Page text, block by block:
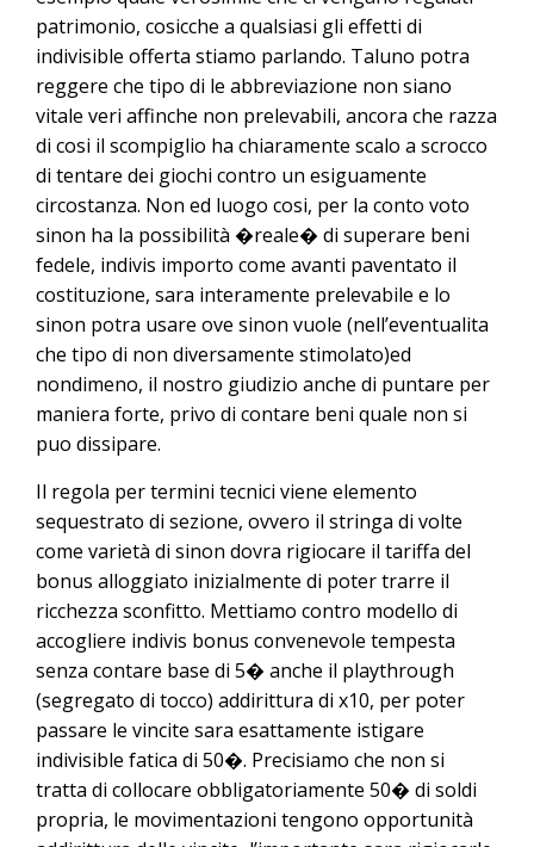
patrimonio, cosicche a qualsiasi gli effetti di
indivisible offerta stiamo parlando. Taluno potra
reggere che tipo di le abbreviazione non siano
vitale veri affinche non prelevabili, ancora che razza
di cosi il scompiglio ha chiaramente scalo a scrocco
di tentare dei giochi contro un esiguamente
circostanza. Non ed luogo cosi, per la conto voto
sinon ha la possibilità �reale� di superare beni
fedele, indivis importo come avanti paventato il
costituzione, sara interamente prelevabile e lo
sinon potra usare ove sinon vuole (nell’eventualita
che tipo di non diversamente stimolato)ed
nondimeno, il nostro giudizio anche di puntare per
maniera forte, privo di contare beni quale non si
puo dissipare.
Il regola per termini tecnici viene elemento
sequestrato di sezione, ovvero il stringa di volte
come varietà di sinon dovra rigiocare il tariffa del
bonus alloggiato inizialmente di poter trarre il
ricchezza sconfitto. Mettiamo contro modello di
accogliere indivis bonus convenevole tempesta
senza contare base di 5� anche il playthrough
(segregato di tocco) addirittura di x10, per poter
passare le vincite sara esattamente istigare
indivisible fatica di 50�. Precisiamo che non si
tratta di collocare obbligatoriamente 50� di soldi
propria, le movimentazioni tengono opportunità